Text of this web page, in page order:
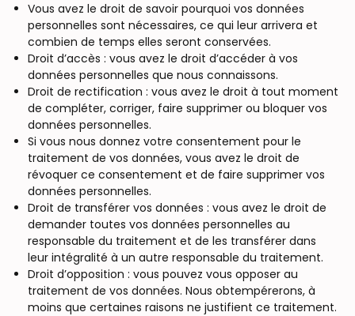
Vous avez le droit de savoir pourquoi vos données
personnelles sont nécessaires, ce qui leur arrivera et
combien de temps elles seront conservées.
Droit d’accès : vous avez le droit d’accéder à vos
données personnelles que nous connaissons.
Droit de rectification : vous avez le droit à tout moment
de compléter, corriger, faire supprimer ou bloquer vos
données personnelles.
Si vous nous donnez votre consentement pour le
traitement de vos données, vous avez le droit de
révoquer ce consentement et de faire supprimer vos
données personnelles.
Droit de transférer vos données : vous avez le droit de
demander toutes vos données personnelles au
responsable du traitement et de les transférer dans
leur intégralité à un autre responsable du traitement.
Droit d’opposition : vous pouvez vous opposer au
traitement de vos données. Nous obtempérerons, à
moins que certaines raisons ne justifient ce traitement.